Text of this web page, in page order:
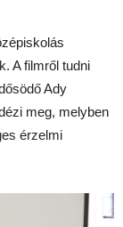
A filmről tudni
Ady
meg, melyben
érzelmi